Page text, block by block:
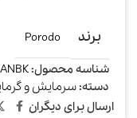
برند Porodo
شناسه محصول:
دسته:سرمایش و
ارسال برای دیگران